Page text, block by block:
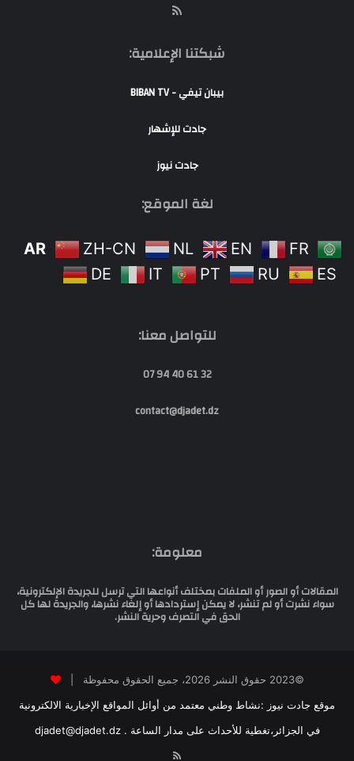
شبكتنا الإعلامية:
بيبان تيفي - BIBAN TV
جادت للإشهار
جادت نيوز
لغة الموقع:
AR ZH-CN NL EN
FR
DE
IT PT RU ES
للتواصل معنا:
32 61 40 94 07
contact@djadet.dz
معلومة:
المقالات أو الصور أو الملفات بمختلف أنواعها التي ترسل للجريدة الإلكترونية،
سواء نشرت أو لم تنشر، لا يمكن إستردادها أو إلغاء نشرها، والجريدة لها كل
الحق في التصرف وحرية النشر.
©2023 حقوق النشر 2026، جميع الحقوق محفوظة |
موقع جادت نيوز :نشاط وطني معتمد من أوائل المواقع الإخبارية الالكترونية
في الجزائر،تغطية للأحداث على مدار الساعة . djadet@djadet.dz
RSS